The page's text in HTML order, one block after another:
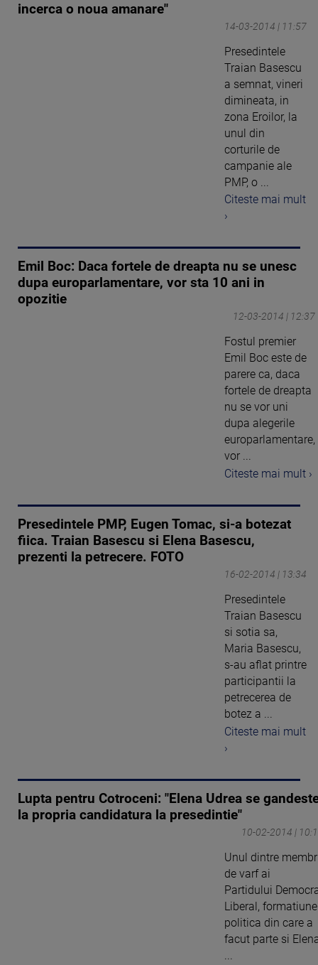
incerca o noua amanare"
14-03-2014 | 11:57
Presedintele
Traian Basescu
a semnat, vineri
dimineata, in
zona Eroilor, la
unul din
corturile de
campanie ale
PMP, o ...
Citeste mai mult
›
Emil Boc: Daca fortele de dreapta nu se unesc
dupa europarlamentare, vor sta 10 ani in
opozitie
12-03-2014 | 12:37
Fostul premier
Emil Boc este de
parere ca, daca
fortele de dreapta
nu se vor uni
dupa alegerile
europarlamentare,
vor ...
Citeste mai mult ›
Presedintele PMP, Eugen Tomac, si-a botezat
fiica. Traian Basescu si Elena Basescu,
prezenti la petrecere. FOTO
16-02-2014 | 13:34
Presedintele
Traian Basescu
si sotia sa,
Maria Basescu,
s-au aflat printre
participantii la
petrecerea de
botez a ...
Citeste mai mult
›
Lupta pentru Cotroceni: "Elena Udrea se
la propria candidatura la presedintie"
10-02-2014 |
Unul dintre
de varf ai
Partidului
Liberal, formatiune
politica din care a
facut parte si